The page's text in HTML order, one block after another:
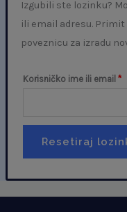
Izgubili ste lozinku?
ili email adresu.
poveznicu za izradu
Korisničko ime ili email*
Resetiraj